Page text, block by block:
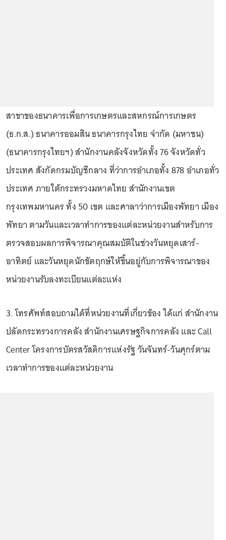
สาขาของธนาคารเพื่อการเกษตรและสหกรณ์การเกษตร
(ธ.ก.ส.) ธนาคารออมสิน ธนาคารกรุงไทย จำกัด (มหาชน)
(ธนาคารกรุงไทยฯ) สำนักงานคลังจังหวัดทั้ง 76 จังหวัดทั่ว
ประเทศ สังกัดกรมบัญชีกลาง ที่ว่าการอำเภอทั้ง 878 อำเภอทั่ว
ประเทศ ภายใต้กระทรวงมหาดไทย สำนักงานเขต
กรุงเทพมหานคร ทั้ง 50 เขต และศาลาว่าการเมืองพัทยา เมือง
พัทยา ตามวันและเวลาทำการของแต่ละหน่วยงานสำหรับการ
ตรวจสอบผลการพิจารณาคุณสมบัติในช่วงวันหยุดเสาร์-
อาทิตย์ และวันหยุดนักขัตฤกษ์ให้ขึ้นอยู่กับการพิจารณาของ
หน่วยงานรับลงทะเบียนแต่ละแห่ง
3. โทรศัพท์สอบถามได้ที่หน่วยงานที่เกี่ยวข้อง ได้แก่ สำนักงาน
ปลัดกระทรวงการคลัง สำนักงานเศรษฐกิจการคลัง และ Call
Center โครงการบัตรสวัสดิการแห่งรัฐ วันจันทร์-วันศุกร์ตาม
เวลาทำการของแต่ละหน่วยงาน